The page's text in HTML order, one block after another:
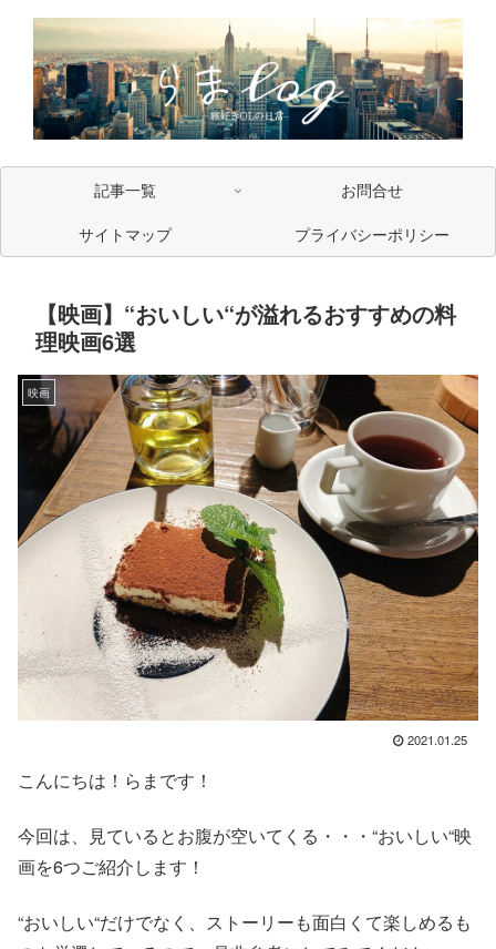
記事一覧
お問合せ
サイトマップ
プライバシーポリシー
【映画】“おいしい“が溢れるおすすめの料
理映画6選
映画
2021.01.25
こんにちは！らまです！
今回は、見ているとお腹が空いてくる・・・“おいしい“映
画を6つご紹介します！
“おいしい“だけでなく、ストーリーも面白くて楽しめるも